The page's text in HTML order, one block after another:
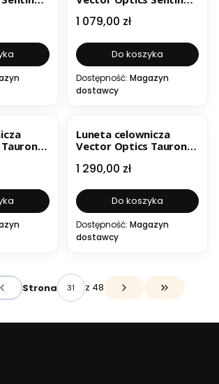
Cena
1 079,00 zł
Do koszyka
Dostępność: Magazyn
dostawcy
Luneta celownicza
Vector Optics Tauron
Cena
1 290,00 zł
Do koszyka
Dostępność: Magazyn
dostawcy
strony z produktami
Strona z 48 Przejdź do